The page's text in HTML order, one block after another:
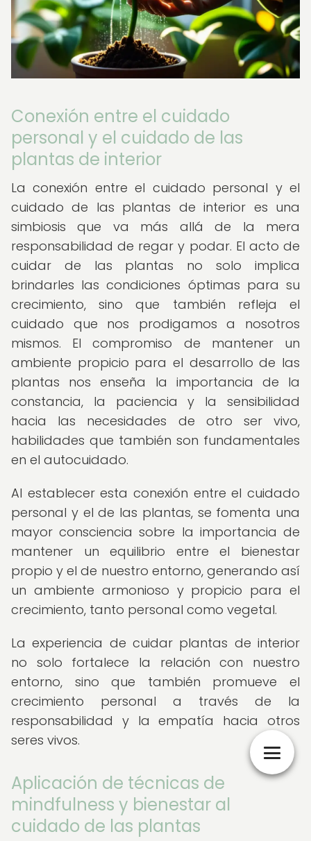
Conexión entre el cuidado
personal y el cuidado de las
plantas de interior
La conexión entre el cuidado personal y el
cuidado de las plantas de interior es una
simbiosis que va más allá de la mera
responsabilidad de regar y podar. El acto de
cuidar de las plantas no solo implica
brindarles las condiciones óptimas para su
crecimiento, sino que también refleja el
cuidado que nos prodigamos a nosotros
mismos. El compromiso de mantener un
ambiente propicio para el desarrollo de las
plantas nos enseña la importancia de la
constancia, la paciencia y la sensibilidad
hacia las necesidades de otro ser vivo,
habilidades que también son fundamentales
en el autocuidado.
Al establecer esta conexión entre el cuidado
personal y el de las plantas, se fomenta una
mayor consciencia sobre la importancia de
mantener un equilibrio entre el bienestar
propio y el de nuestro entorno, generando así
un ambiente armonioso y propicio para el
crecimiento, tanto personal como vegetal.
La experiencia de cuidar plantas de interior
no solo fortalece la relación con nuestro
entorno, sino que también promueve el
crecimiento personal a través de la
responsabilidad y la empatía hacia otros
seres vivos.
Aplicación de técnicas de
mindfulness y bienestar al
cuidado de las plantas